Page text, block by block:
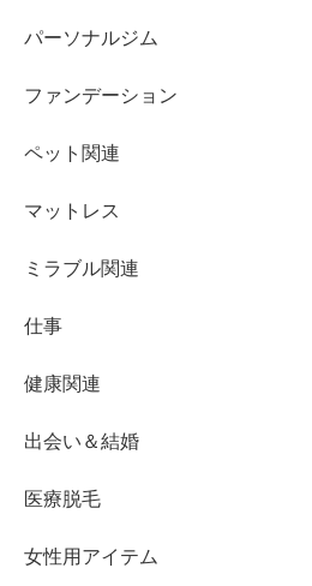
パーソナルジム
ファンデーション
ペット関連
マットレス
ミラブル関連
仕事
健康関連
出会い＆結婚
医療脱毛
女性用アイテム